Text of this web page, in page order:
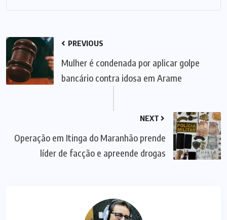
PREVIOUS
Mulher é condenada por aplicar golpe
bancário contra idosa em Arame
NEXT
Operação em Itinga do Maranhão prende
líder de facção e apreende drogas